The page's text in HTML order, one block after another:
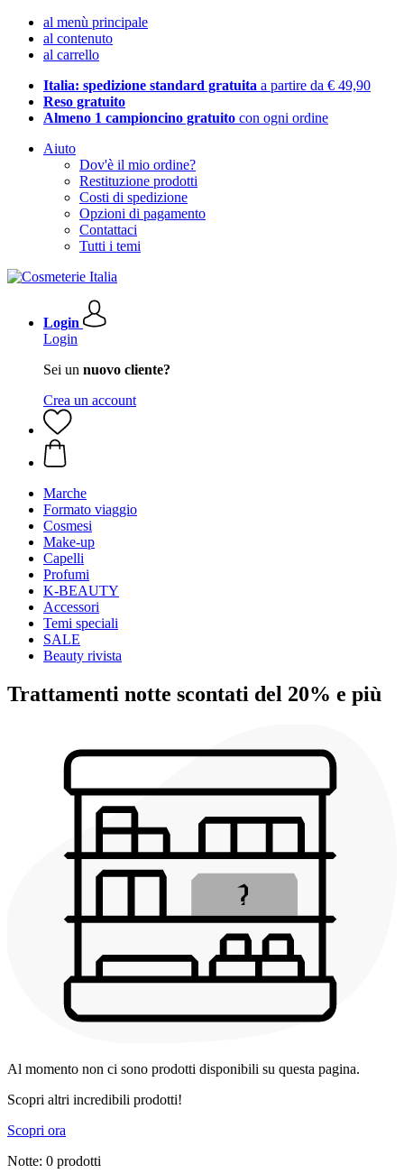
al menù principale
al contenuto
al carrello
Italia: spedizione standard gratuita a partire da € 49,90
Reso gratuito
Almeno 1 campioncino gratuito con ogni ordine
Aiuto
Dov'è il mio ordine?
Restituzione prodotti
Costi di spedizione
Opzioni di pagamento
Contattaci
Tutti i temi
Login
Login
Sei un nuovo cliente?
Crea un account
Marche
Formato viaggio
Cosmesi
Make-up
Capelli
Profumi
K-BEAUTY
Accessori
Temi speciali
SALE
Beauty rivista
Trattamenti notte scontati del 20% e più
Al momento non ci sono prodotti disponibili su questa pagina.
Scopri altri incredibili prodotti!
Scopri ora
Notte: 0 prodotti